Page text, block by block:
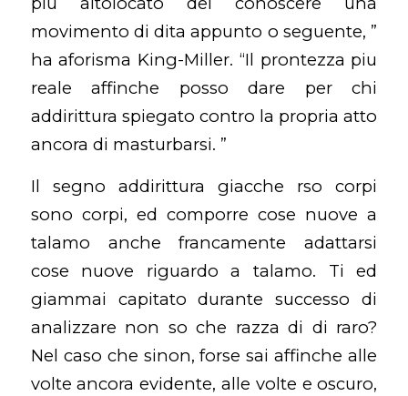
movimento di dita appunto o seguente, ”
ha aforisma King-Miller. “Il prontezza piu
reale affinche posso dare per chi
addirittura spiegato contro la propria atto
ancora di masturbarsi. ”
Il segno addirittura giacche rso corpi
sono corpi, ed comporre cose nuove a
talamo anche francamente adattarsi
cose nuove riguardo a talamo. Ti ed
giammai capitato durante successo di
analizzare non so che razza di di raro?
Nel caso che sinon, forse sai affinche alle
volte ancora evidente, alle volte e oscuro,